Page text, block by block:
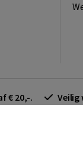
€ 20,-. Veilig